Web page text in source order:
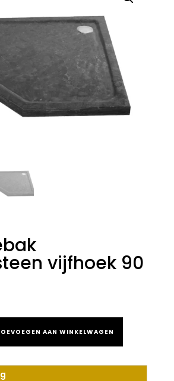
vijfhoek 90
AAN WINKELWAGEN